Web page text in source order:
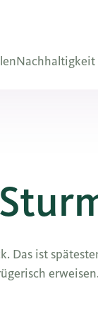
Nachhaltigkeit
Das ist
erweisen.